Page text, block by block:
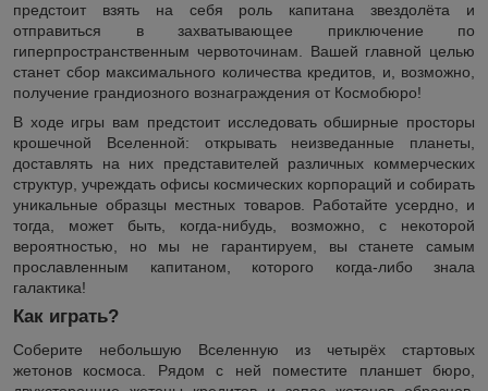
предстоит взять на себя роль капитана звездолёта и
отправиться в захватывающее приключение по
гиперпространственным червоточинам. Вашей главной целью
станет сбор максимального количества кредитов, и, возможно,
получение грандиозного вознаграждения от Космобюро!
В ходе игры вам предстоит исследовать обширные просторы
крошечной Вселенной: открывать неизведанные планеты,
доставлять на них представителей различных коммерческих
структур, учреждать офисы космических корпораций и собирать
уникальные образцы местных товаров. Работайте усердно, и
тогда, может быть, когда-нибудь, возможно, с некоторой
вероятностью, но мы не гарантируем, вы станете самым
прославленным капитаном, которого когда-либо знала
галактика!
Как играть?
Соберите небольшую Вселенную из четырёх стартовых
жетонов космоса. Рядом с ней поместите планшет бюро,